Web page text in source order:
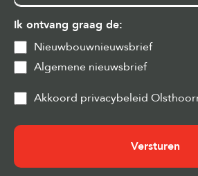
Ik ontvang graag de:
Nieuwbouwnieuwsbrief
Algemene nieuwsbrief
Privacy
Cookies
Akkoord privacybeleid